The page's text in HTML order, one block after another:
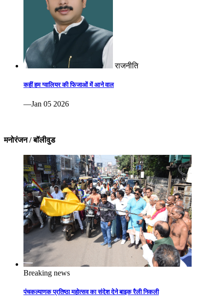
राजनीति
कहीं हम ग्वालियर की फिजाओं में आने वाल
—Jan 05 2026
मनोरंजन / बॉलीवुड
Breaking news
पंचकल्याणक प्रतिष्ठा महोत्सव का संदेश देने बाइक रैली निकली